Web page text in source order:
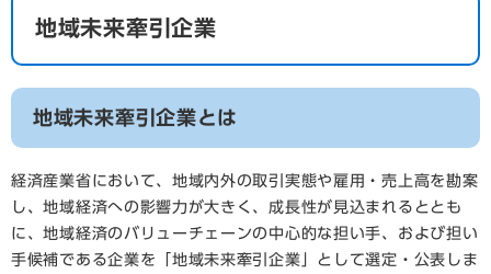
地域未来牽引企業
地域未来牽引企業とは
経済産業省において、地域内外の取引実態や雇用・売上高を勘案
し、地域経済への影響力が大きく、成長性が見込まれるととも
に、地域経済のバリューチェーンの中心的な担い手、および担い
手候補である企業を「地域未来牽引企業」として選定・公表しま